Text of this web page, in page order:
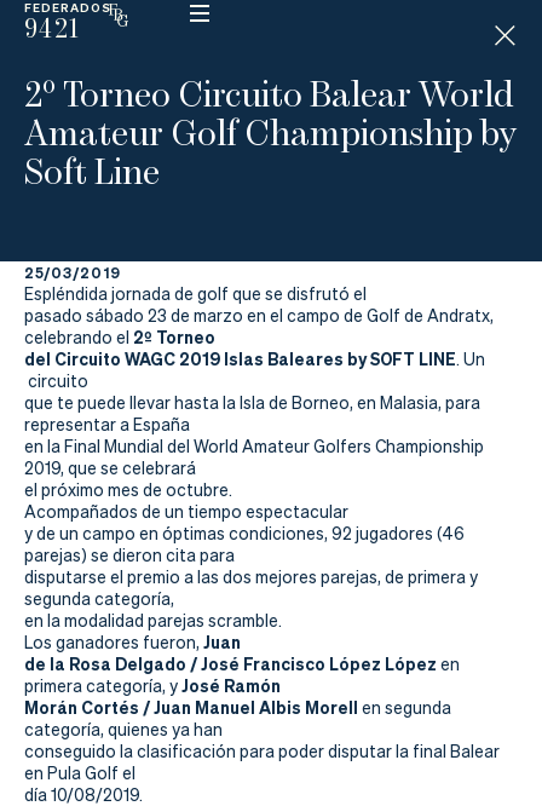
FEDERADOS
9421
ESP
N
D
C
A
P
La
Federación
Federarse
Jugar
Aprender
Actualidad
Tienda
2º Torneo Circuito Balear World
Amateur Golf Championship by
Soft Line
25/03/2019
Espléndida jornada de golf que se disfrutó el
pasado sábado 23 de marzo en el campo de Golf de Andratx,
celebrando el 2º Torneo
del Circuito WAGC 2019 Islas Baleares by SOFT LINE. Un
circuito
que te puede llevar hasta la Isla de Borneo, en Malasia, para
representar a España
en la Final Mundial del World Amateur Golfers Championship
2019, que se celebrará
el próximo mes de octubre.
Acompañados de un tiempo espectacular
y de un campo en óptimas condiciones, 92 jugadores (46
parejas) se dieron cita para
disputarse el premio a las dos mejores parejas, de primera y
segunda categoría,
en la modalidad parejas scramble.
Los ganadores fueron, Juan
de la Rosa Delgado / José Francisco López López en
primera categoría, yJosé Ramón
Morán Cortés / Juan Manuel Albis Morell en segunda
categoría, quienes ya han
conseguido la clasificación para poder disputar la final Balear
en Pula Golf el
día 10/08/2019.